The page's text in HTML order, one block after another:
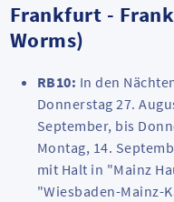
Frankfurt -
Worms)
RB10: In den
Donnerstag 27.
September, bis
Montag, 14.
mit Halt in "Mainz
"Wiesbaden-Mainz-